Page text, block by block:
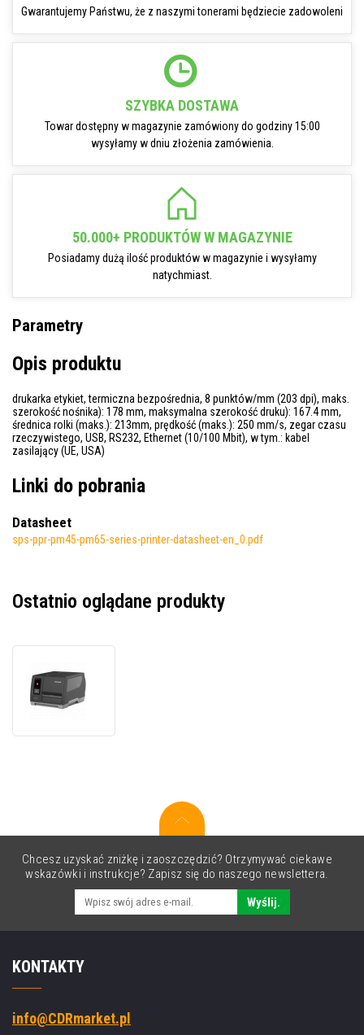
Gwarantujemy Państwu, że z naszymi tonerami będziecie zadowoleni
SZYBKA DOSTAWA
Towar dostępny w magazynie zamówiony do godziny 15:00
wysyłamy w dniu złożenia zamówienia.
50.000+ PRODUKTÓW W MAGAZYNIE
Posiadamy dużą ilość produktów w magazynie i wysyłamy
natychmiast.
Parametry
Opis produktu
drukarka etykiet, termiczna bezpośrednia, 8 punktów/mm (203 dpi), maks.
szerokość nośnika): 178 mm, maksymalna szerokość druku): 167.4 mm,
średnica rolki (maks.): 213mm, prędkość (maks.): 250 mm/s, zegar czasu
rzeczywistego, USB, RS232, Ethernet (10/100 Mbit), w tym.: kabel
zasilający (UE, USA)
Linki do pobrania
Datasheet
sps-ppr-pm45-pm65-series-printer-datasheet-en_0.pdf
Ostatnio oglądane produkty
punktów/mm
USB,
RS232,
Ethernet
Chcesz uzyskać zniżkę i zaoszczędzić? Otrzymywać ciekawe
wskazówki i instrukcje? Zapisz się do naszego newslettera.
Wyślij.
KONTAKTY
info@CDRmarket.pl